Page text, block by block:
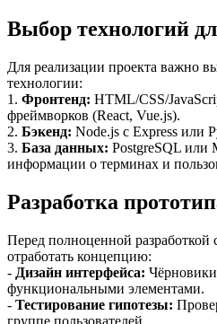
Выбор технологий
Для реализации проекта важно
технологии:
1. Фронтенд: HTML/CSS/
фреймворков (React, Vue.js).
2. Бэкенд: Node.js с Express или
3. База данных: PostgreSQL или
информации о терминах и
Разработка
Перед полноценной разработкой
отработать концепцию:
- Дизайн интерфейса:
функциональными элементами.
- Тестирование гипотезы:
группе пользователей.